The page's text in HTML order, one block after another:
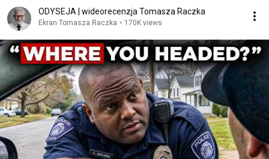
ODYSEJA | wideorecenzja Tomasza Raczka
Ekran Tomasza Raczka • 170K views